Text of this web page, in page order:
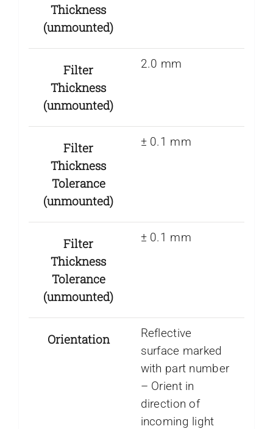
Thickness
(unmounted)
Filter
Thickness
(unmounted)
2.0 mm
Filter
Thickness
Tolerance
(unmounted)
± 0.1 mm
Filter
Thickness
Tolerance
(unmounted)
± 0.1 mm
Orientation
Reflective
surface marked
with part number
– Orient in
direction of
incoming light